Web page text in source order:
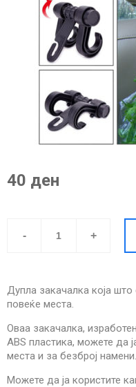
40 ден
-
Закачалка
quantity
+
Дупла закачалка која што
повеќе места.
Оваа закачалка,
ABS пластика, можете да
места и за безброј намени.
Можете да ја користите